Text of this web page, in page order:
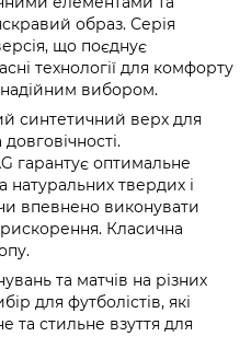
образ. Серія
що поєднує
технології для комфорту
надійним вибором.
синтетичний верх для
гарантує оптимальне
натуральних твердих і
впевнено виконувати
Класична
та матчів на різних
для футболістів, які
та стильне взуття для